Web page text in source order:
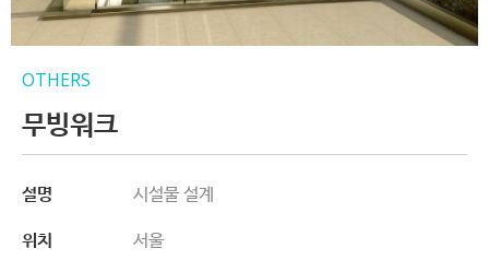
OTHERS
무빙워크
설명
시설물 설계
위치
서울